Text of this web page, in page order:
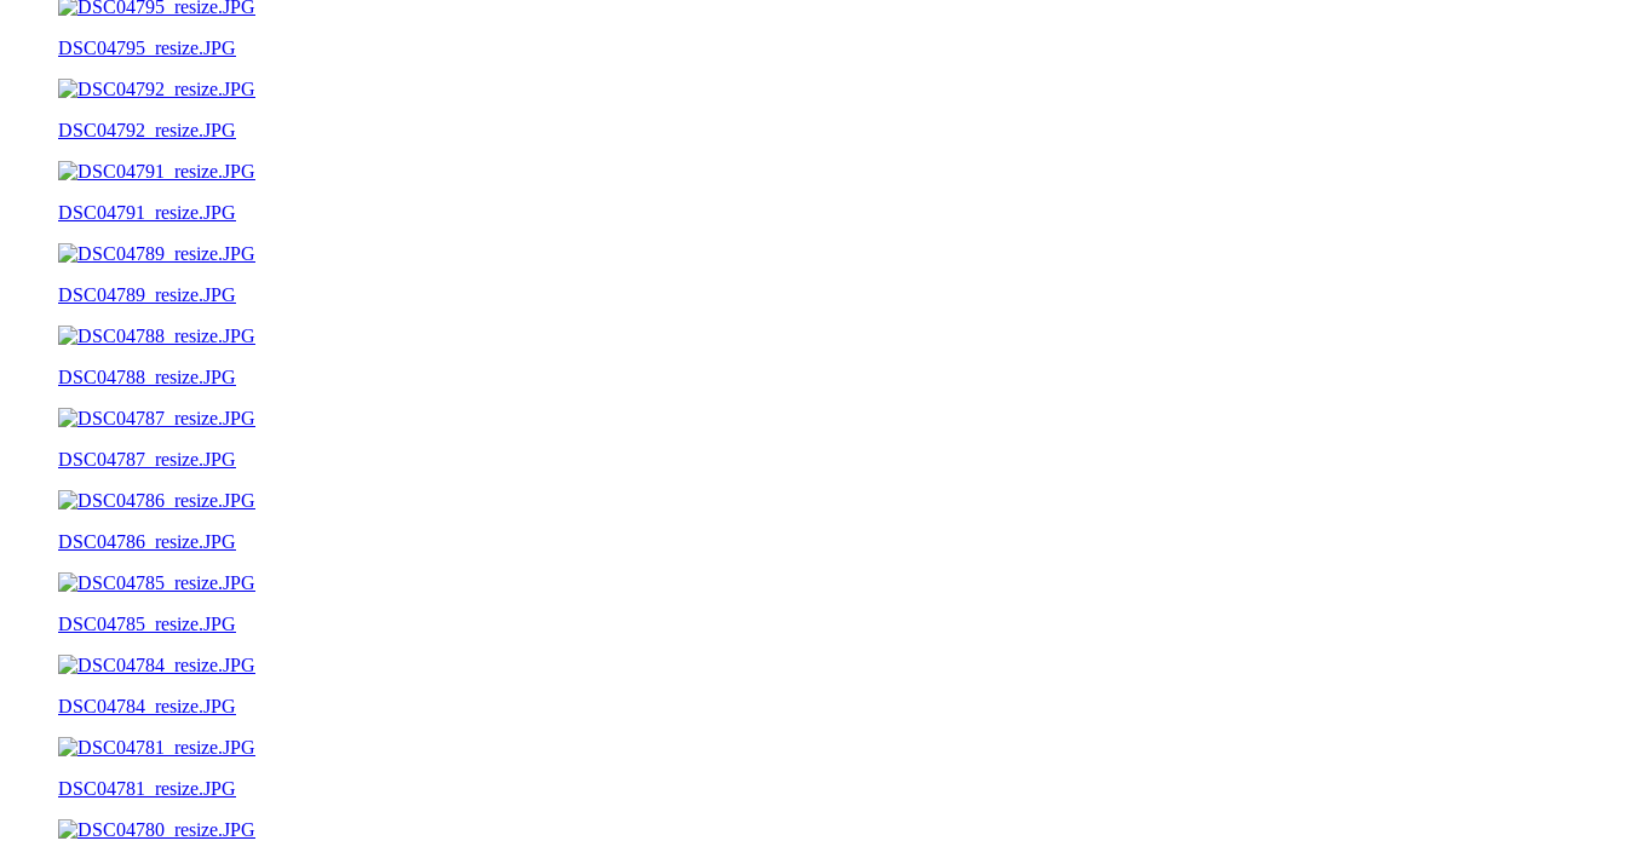
DSC04795_resize.JPG
DSC04792_resize.JPG
DSC04791_resize.JPG
DSC04789_resize.JPG
DSC04788_resize.JPG
DSC04787_resize.JPG
DSC04786_resize.JPG
DSC04785_resize.JPG
DSC04784_resize.JPG
DSC04781_resize.JPG